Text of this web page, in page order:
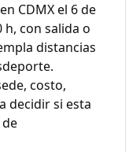
CDMX el 6 de
h, con salida o
distancias
costo,
decidir si esta